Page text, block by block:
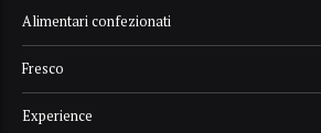
Alimentari confezionati
Fresco
Experience